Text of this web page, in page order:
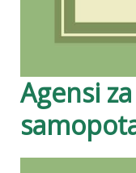
Agensi za